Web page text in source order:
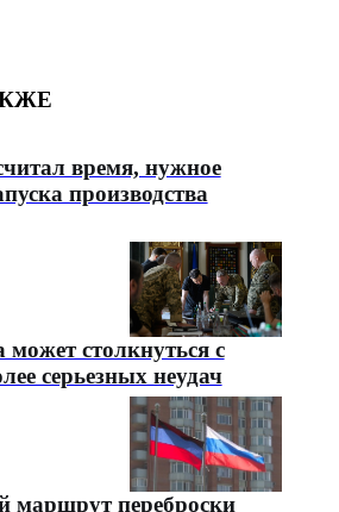
время, нужное
производства
столкнуться с
серьезных неудач
маршрут переброски